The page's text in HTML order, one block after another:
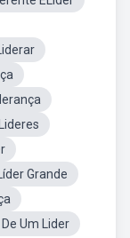
Lideres
Grande
Um Lider